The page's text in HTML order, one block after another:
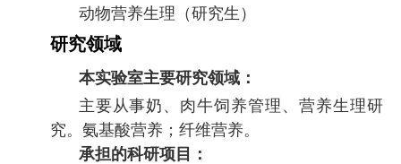
动物营养生理（研究生）
研究领域
本实验室主要研究领域：
主要从事奶、肉牛饲养管理、营养生理研
究。氨基酸营养；纤维营养。
承担的科研项目：